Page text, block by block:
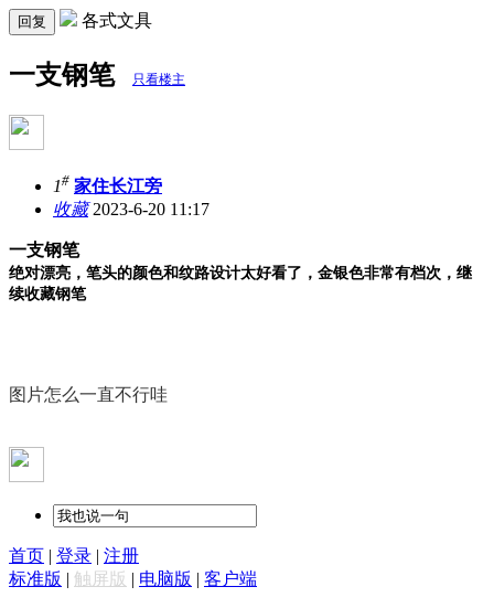
回复 各式文具
一支钢笔 只看楼主
1# 家住长江旁
收藏2023-6-20 11:17
一支钢笔
绝对漂亮，笔头的颜色和纹路设计太好看了，金银色非常有档次，继
续收藏钢笔
图片怎么一直不行哇
首页 | 登录 | 注册
标准版 | 触屏版 | 电脑版 | 客户端